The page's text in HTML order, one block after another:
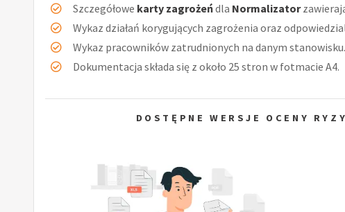
Szczegółowe karty zagrożeńdla Normalizator
Wykaz działań korygujących zagrożenia oraz
Wykaz pracowników zatrudnionych na danym stanowisku.
Dokumentacja składa się z około 25 stron w fotmacie A4.
DOSTĘPNE WERSJE OCENY